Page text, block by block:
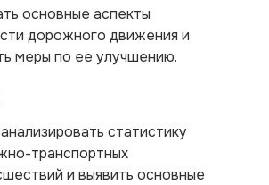
основные аспекты
дорожного движения и
меры по ее улучшению.
статистику
транспортных
и выявить основные